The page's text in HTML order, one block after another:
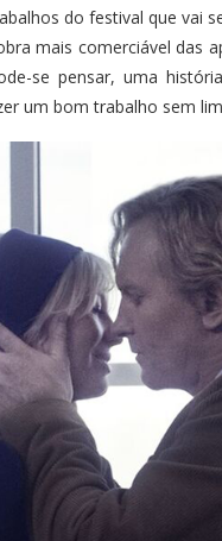
do festival que vai
mais comerciável das
se pensar, uma
um bom trabalho sem